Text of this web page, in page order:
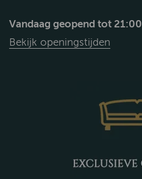
Vandaag geopend tot 21:00
Bekijk openingstijden